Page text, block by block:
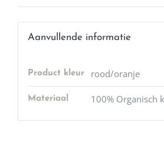
Aanvullende informatie
Product kleur rood/oranje
Materiaal 100% Organisch